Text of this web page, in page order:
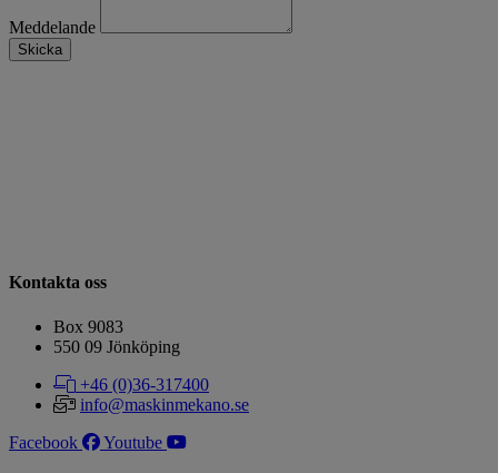
Meddelande
Skicka
Kontakta oss
Box 9083
​​​​​​​550 09 Jönköping
+46 (0)36-317400
info@maskinmekano.se
Facebook
Youtube